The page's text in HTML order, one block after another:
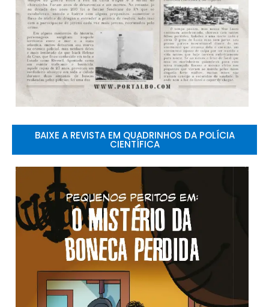
BAIXE A REVISTA EM QUADRINHOS DA POLÍCIA
CIENTÍFICA